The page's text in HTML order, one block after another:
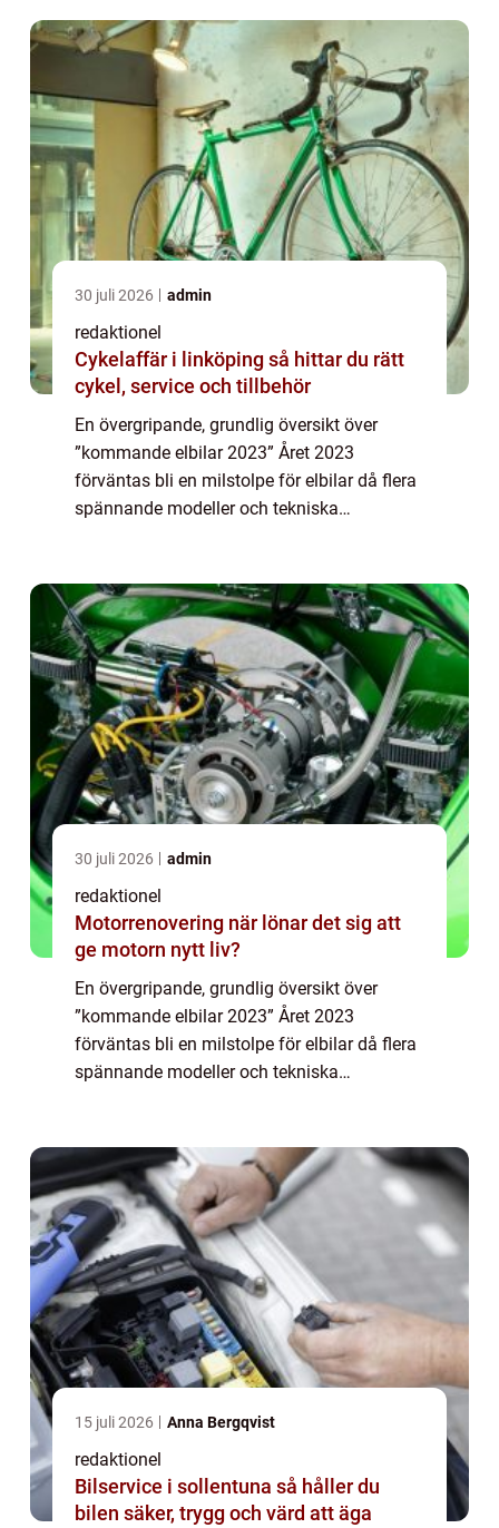
populä...
30 juli 2026 admin
redaktionel
Cykelaffär i linköping så hittar du rätt
cykel, service och tillbehör
En övergripande, grundlig översikt över
”kommande elbilar 2023” Året 2023
förväntas bli en milstolpe för elbilar då flera
spännande modeller och tekniska
populä...
30 juli 2026 admin
redaktionel
Motorrenovering när lönar det sig att
ge motorn nytt liv?
En övergripande, grundlig översikt över
”kommande elbilar 2023” Året 2023
förväntas bli en milstolpe för elbilar då flera
spännande modeller och tekniska
populä...
15 juli 2026 Anna Bergqvist
redaktionel
Bilservice i sollentuna så håller du
bilen säker, trygg och värd att äga